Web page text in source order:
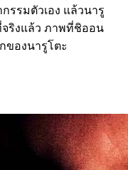
รรมตัวเอง แล้วนารู
ริงแล้ว ภาพที่ชิออน
ของนารูโตะ